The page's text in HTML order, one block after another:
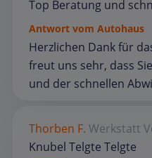
Top Beratung und
Antwort vom Autohaus
Herzlichen Dank für
freut uns sehr, dass
und der schnellen
Thorben F. Werkstatt
Knubel Telgte Telgte